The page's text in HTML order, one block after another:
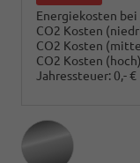
Energiekosten bei
CO2 Kosten
CO2 Kosten
CO2 Kosten (hoch)
Jahressteuer: 0,- €